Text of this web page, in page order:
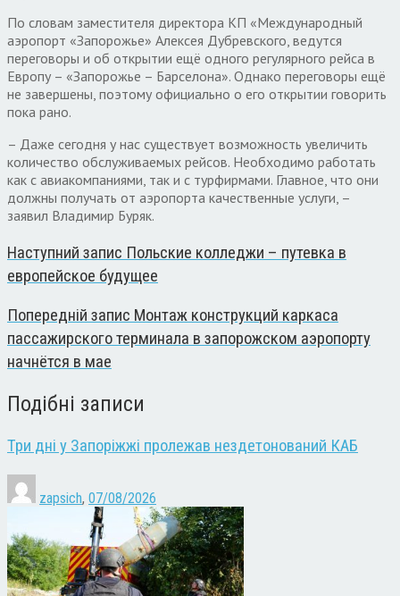
По словам заместителя директора КП «Международный
аэропорт «Запорожье» Алексея Дубревского, ведутся
переговоры и об открытии ещё одного регулярного рейса в
Европу – «Запорожье – Барселона». Однако переговоры ещё
не завершены, поэтому официально о его открытии говорить
пока рано.
– Даже сегодня у нас существует возможность увеличить
количество обслуживаемых рейсов. Необходимо работать
как с авиакомпаниями, так и с турфирмами. Главное, что они
должны получать от аэропорта качественные услуги, –
заявил Владимир Буряк.
Наступний запис Польские колледжи – путевка в
европейское будущее
Попередній запис Монтаж конструкций каркаса
пассажирского терминала в запорожском аэропорту
начнётся в мае
Подібні записи
Три дні у Запоріжжі пролежав нездетонований КАБ
zapsich, 07/08/2026